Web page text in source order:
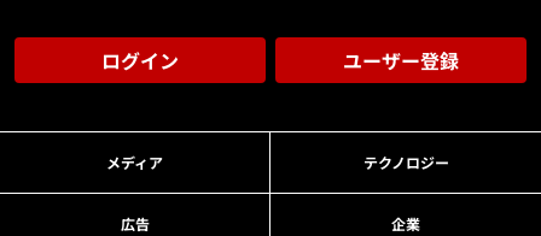
ログイン ユーザー登録
メディア テクノロジー
広告 企業